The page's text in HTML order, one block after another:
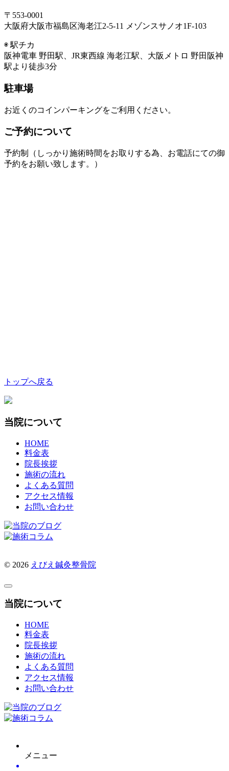
〒553-0001
大阪府大阪市福島区海老江2-5-11 メゾンスサノオ1F-103
◉ 駅チカ
阪神電車 野田駅、JR東西線 海老江駅、大阪メトロ 野田阪神
駅より徒歩3分
駐車場
お近くのコインパーキングをご利用ください。
ご予約について
予約制（しっかり施術時間をお取りする為、お電話にての御
予約をお願い致します。）
トップへ戻る
当院について
HOME
料金表
院長挨拶
施術の流れ
よくある質問
アクセス情報
お問い合わせ
© 2026 えびえ鍼灸整骨院
当院について
HOME
料金表
院長挨拶
施術の流れ
よくある質問
アクセス情報
お問い合わせ
メニュー